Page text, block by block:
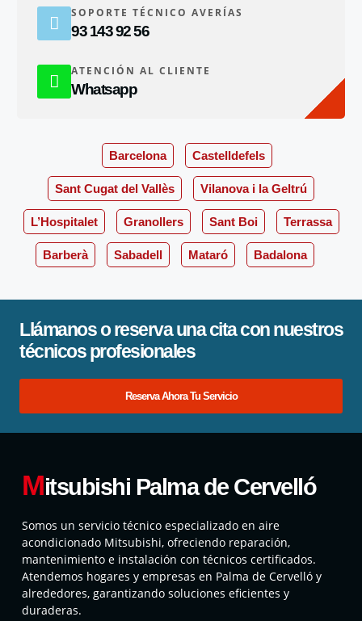
SOPORTE TÉCNICO AVERÍAS
93 143 92 56
ATENCIÓN AL CLIENTE
Whatsapp
Barcelona Castelldefels
Sant Cugat del Vallès Vilanova i la Geltrú
L’Hospitalet Granollers Sant Boi Terrassa
Barberà Sabadell Mataró Badalona
Llámanos o reserva una cita con nuestros
técnicos profesionales
Reserva Ahora Tu Servicio
Mitsubishi Palma de Cervelló
Somos un servicio técnico especializado en aire
acondicionado Mitsubishi, ofreciendo reparación,
mantenimiento e instalación con técnicos certificados.
Atendemos hogares y empresas en Palma de Cervelló y
alrededores, garantizando soluciones eficientes y
duraderas.